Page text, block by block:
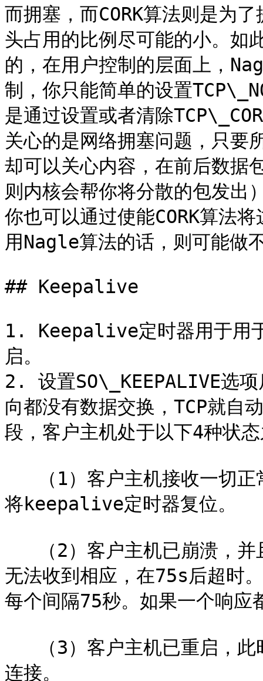
而拥塞，而CORK算法则是为
头占用的比例尽可能的小。如
的，在用户控制的层面上，
制，你只能简单的设置
是通过设置或者清除
关心的是网络拥塞问题，只要
却可以关心内容，在前后数据
则内核会帮你将分散的包发出
你也可以通过使能CORK算法
用Nagle算法的话，则可能做
## Keepalive
1. Keepalive定时器用于用
启。
2. 设置SO\_KEEPALIVE选项
向都没有数据交换，TCP就自
段，客户主机处于以下4种状
将keepalive定时器复位。
无法收到相应，在75s后超时
每个间隔75秒。如果一个响应
连接。